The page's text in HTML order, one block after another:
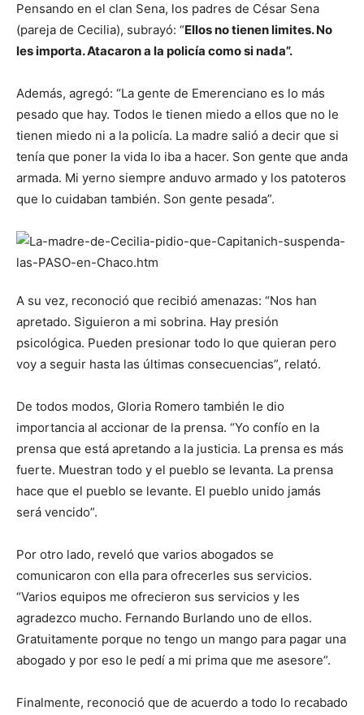
Pensando en el clan Sena, los padres de César Sena
(pareja de Cecilia), subrayó: “Ellos no tienen limites. No
les importa. Atacaron a la policía como si nada”.
Además, agregó: “La gente de Emerenciano es lo más
pesado que hay. Todos le tienen miedo a ellos que no le
tienen miedo ni a la policía. La madre salió a decir que si
tenía que poner la vida lo iba a hacer. Son gente que anda
armada. Mi yerno siempre anduvo armado y los patoteros
que lo cuidaban también. Son gente pesada”.
A su vez, reconoció que recibió amenazas: “Nos han
apretado. Siguieron a mi sobrina. Hay presión
psicológica. Pueden presionar todo lo que quieran pero
voy a seguir hasta las últimas consecuencias”, relató.
De todos modos, Gloria Romero también le dio
importancia al accionar de la prensa. “Yo confío en la
prensa que está apretando a la justicia. La prensa es más
fuerte. Muestran todo y el pueblo se levanta. La prensa
hace que el pueblo se levante. El pueblo unido jamás
será vencido”.
Por otro lado, reveló que varios abogados se
comunicaron con ella para ofrecerles sus servicios.
“Varios equipos me ofrecieron sus servicios y les
agradezco mucho. Fernando Burlando uno de ellos.
Gratuitamente porque no tengo un mango para pagar una
abogado y por eso le pedí a mi prima que me asesore”.
Finalmente, reconoció que de acuerdo a todo lo recabado